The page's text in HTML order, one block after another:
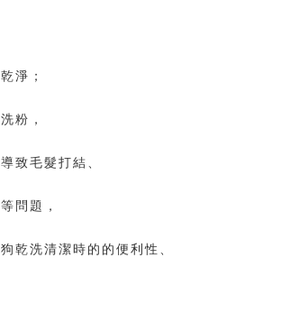
淨；
粉，
致毛髮打結、
問題，
乾洗清潔時的的便利性、